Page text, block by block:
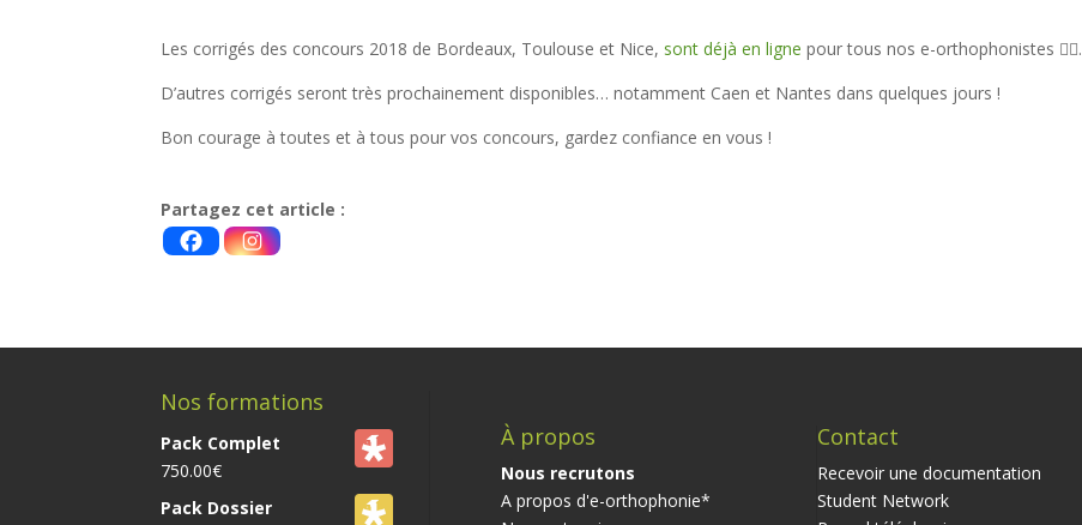
Les corrigés des concours 2018 de Bordeaux, Toulouse et Nice, sont déjà en ligne pour tous nos e-orthophonistes 👌🏻.
D’autres corrigés seront très prochainement disponibles… notamment Caen et Nantes dans quelques jours !
Bon courage à toutes et à tous pour vos concours, gardez confiance en vous !
Partagez cet article :
Nos formations
Pack Complet
750.00€
Pack Dossier
À propos
Nous recrutons
A propos d'e-orthophonie*
Contact
Recevoir une documentation
Student Network